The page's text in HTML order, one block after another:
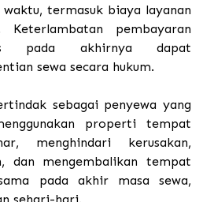
termasuk biaya layanan
Keterlambatan pembayaran
pada akhirnya dapat
sewa secara hukum.
sebagai penyewa yang
properti tempat
menghindari kerusakan,
dan mengembalikan tempat
pada akhir masa sewa,